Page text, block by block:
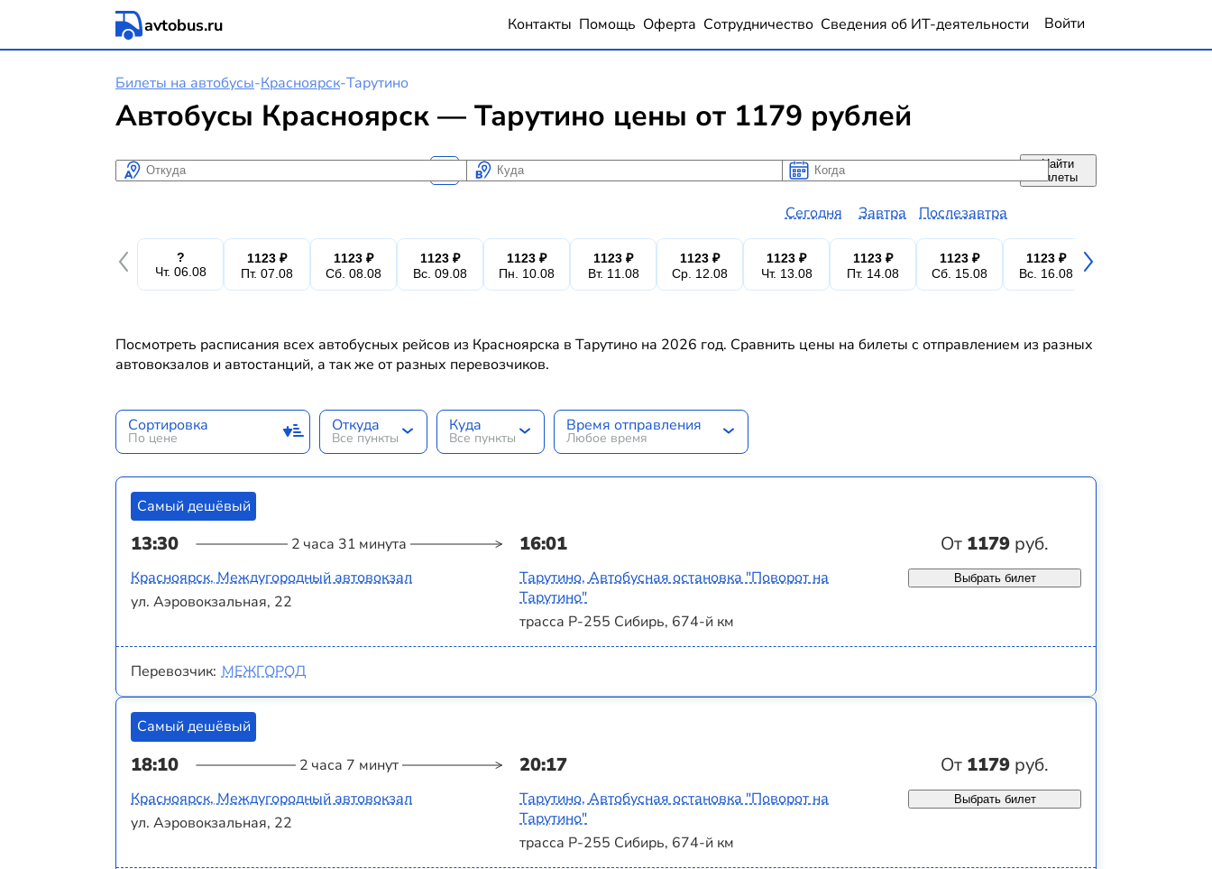
avtobus.ru Контакты Помощь Оферта Сотрудничество Сведения об ИТ-деятельности Войти
Билеты на автобусы-Красноярск-Тарутино
Автобусы Красноярск — Тарутино цены от 1179 рублей
Откуда Куда Когда
Когда
Сегодня Завтра Послезавтра
Найти
билеты
?
Чт. 06.08
1123 ₽
Пт. 07.08
1123 ₽
Сб. 08.08
1123 ₽
Вс. 09.08
1123 ₽
Пн. 10.08
1123 ₽
Вт. 11.08
1123 ₽
Ср. 12.08
1123 ₽
Чт. 13.08
1123 ₽
Пт. 14.08
1123 ₽
Сб. 15.08
1123 ₽
Вс. 16.08
Посмотреть расписания всех автобусных рейсов из Красноярска в Тарутино на 2026 год. Сравнить цены на билеты с отправлением из разных
автовокзалов и автостанций, а так же от разных перевозчиков.
Сортировка
По цене
Откуда
Все пункты
Куда
Все пункты
Время отправления
Любое время
Самый дешёвый
13:30 2 часа 31 минута 16:01 От 1179 руб.
Красноярск, Междугородный автовокзал
ул. Аэровокзальная, 22
Тарутино, Автобусная остановка "Поворот на
Тарутино"
трасса Р-255 Сибирь, 674-й км
Выбрать билет
Перевозчик: МЕЖГОРОД
Самый дешёвый
18:10 2 часа 7 минут 20:17 От 1179 руб.
Красноярск, Междугородный автовокзал
ул. Аэровокзальная, 22
Тарутино, Автобусная остановка "Поворот на
Тарутино"
трасса Р-255 Сибирь, 674-й км
Выбрать билет